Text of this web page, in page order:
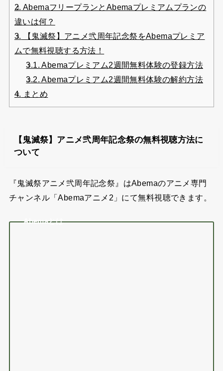
2. AbemaフリープランとAbemaプレミアムプランの
違いは何？
3.
【鬼滅祭】アニメ弐周年記念祭をAbemaプレミア
ムで無料視聴する方法！
3.1. Abemaプレミアム2週間無料体験の登録方法
3.2. Abemaプレミアム2週間無料体験の解約方法
4. まとめ
【鬼滅祭】アニメ弐周年記念祭の無料視聴方法に
ついて
『鬼滅祭アニメ弐周年記念祭』はAbemaのアニメ専門
チャンネル「Abemaアニメ2」にて無料視聴できます。
Abemaとは